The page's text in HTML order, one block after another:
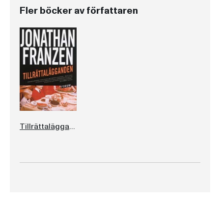
Fler böcker av författaren
Tillrättalägganden